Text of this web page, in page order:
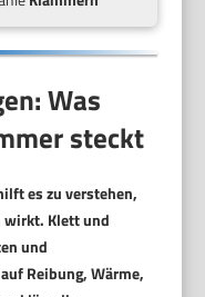
Was
steckt
es zu verstehen,
wirkt. Klett und
und
Reibung, Wärme,